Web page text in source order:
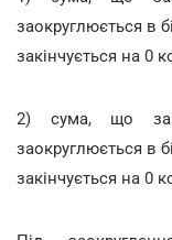
заокруглюється в
закінчується на 0
2) сума, що
заокруглюється в
закінчується на 0